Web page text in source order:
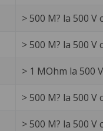
> 500 M? la 500
> 500 M? la 500
> 1 MOhm la 500
> 500 M? la 500
> 500 M? la 500